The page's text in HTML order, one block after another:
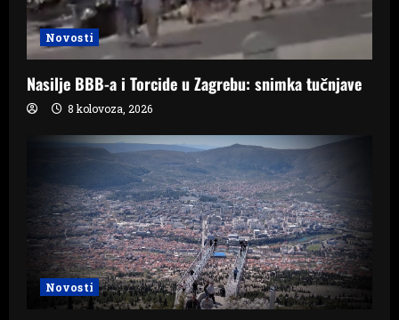
Novosti
Nasilje BBB-a i Torcide u Zagrebu: snimka tučnjave
8 kolovoza, 2026
Novosti